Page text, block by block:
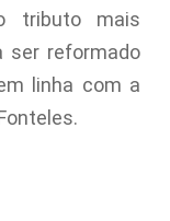
tributo mais
ser reformado
linha com a